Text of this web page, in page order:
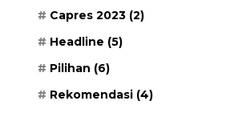
Capres 2023 (2)
Headline (5)
Pilihan (6)
Rekomendasi (4)